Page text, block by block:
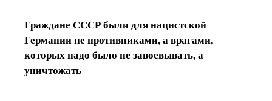
Граждане СССР были для нацистской
Германии не противниками, а врагами,
которых надо было не завоевывать, а
уничтожать